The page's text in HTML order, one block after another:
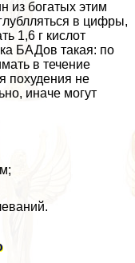
из богатых этим
в цифры,
1,6 г кислот
БАДов такая: по
в течение
похудения не
иначе могут